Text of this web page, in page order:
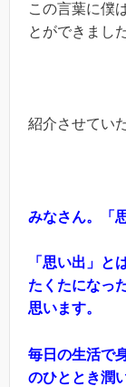
この言葉に僕
とができました
紹介させてい
みなさん。「
「思い出」と
たくたになっ
思います。
毎日の生活で
のひととき潤